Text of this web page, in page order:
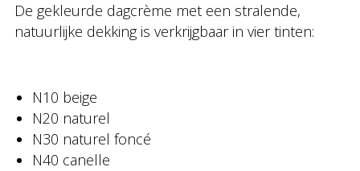
De gekleurde dagcrème met een stralende,
natuurlijke dekking is verkrijgbaar in vier tinten:
N10 beige
N20 naturel
N30 naturel foncé
N40 canelle